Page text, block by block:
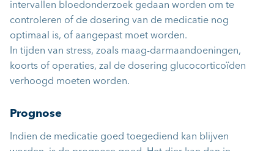
intervallen bloedonderzoek gedaan worden om te
controleren of de dosering van de medicatie nog
optimaal is, of aangepast moet worden.
In tijden van stress, zoals maag-darmaandoeningen,
koorts of operaties, zal de dosering glucocorticoïden
verhoogd moeten worden.
Prognose
Indien de medicatie goed toegediend kan blijven